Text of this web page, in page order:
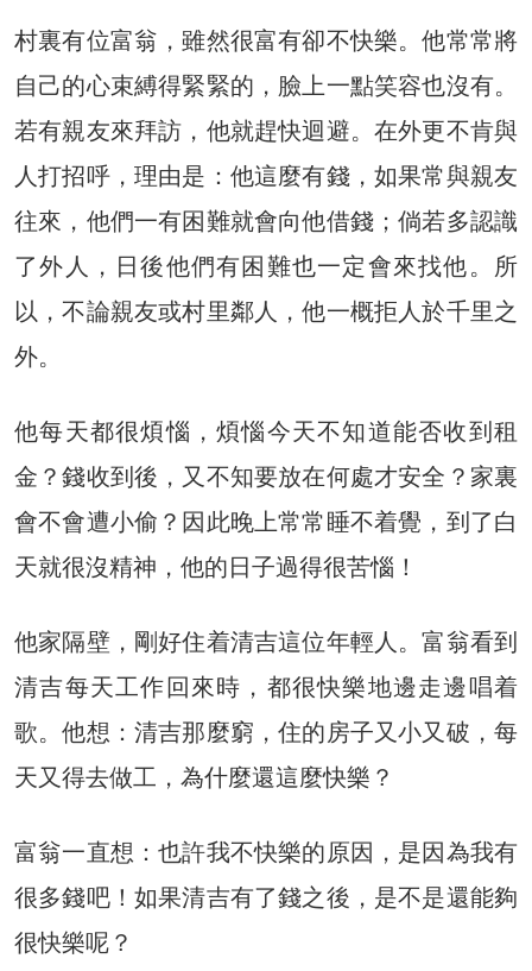
村裏有位富翁，雖然很富有卻不快樂。他常常將
自己的心束縛得緊緊的，臉上一點笑容也沒有。
若有親友來拜訪，他就趕快迴避。在外更不肯與
人打招呼，理由是：他這麼有錢，如果常與親友
往來，他們一有困難就會向他借錢；倘若多認識
了外人，日後他們有困難也一定會來找他。所
以，不論親友或村里鄰人，他一概拒人於千里之
外。
他每天都很煩惱，煩惱今天不知道能否收到租
金？錢收到後，又不知要放在何處才安全？家裏
會不會遭小偷？因此晚上常常睡不着覺，到了白
天就很沒精神，他的日子過得很苦惱！
他家隔壁，剛好住着清吉這位年輕人。富翁看到
清吉每天工作回來時，都很快樂地邊走邊唱着
歌。他想：清吉那麼窮，住的房子又小又破，每
天又得去做工，為什麼還這麼快樂？
富翁一直想：也許我不快樂的原因，是因為我有
很多錢吧！如果清吉有了錢之後，是不是還能夠
很快樂呢？